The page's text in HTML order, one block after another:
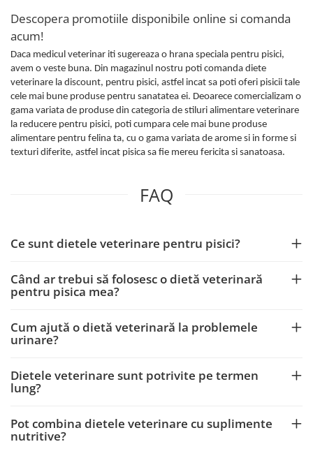
Descopera promotiile disponibile online si comanda
acum!
Daca medicul veterinar iti sugereaza o hrana speciala pentru pisici,
avem o veste buna. Din magazinul nostru poti comanda diete
veterinare la discount, pentru pisici, astfel incat sa poti oferi pisicii tale
cele mai bune produse pentru sanatatea ei. Deoarece comercializam o
gama variata de produse din categoria de stiluri alimentare veterinare
la reducere pentru pisici, poti cumpara cele mai bune produse
alimentare pentru felina ta, cu o gama variata de arome si in forme si
texturi diferite, astfel incat pisica sa fie mereu fericita si sanatoasa.
FAQ
Ce sunt dietele veterinare pentru pisici?
Când ar trebui să folosesc o dietă veterinară
pentru pisica mea?
Cum ajută o dietă veterinară la problemele
urinare?
Dietele veterinare sunt potrivite pe termen
lung?
Pot combina dietele veterinare cu suplimente
nutritive?